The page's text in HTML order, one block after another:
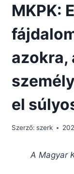
MKPK:
azokra,
el
Szerző: szerk
A Magyar